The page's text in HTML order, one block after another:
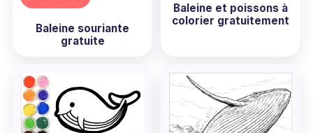
Baleine souriante
gratuite
Baleine et poissons à
colorier gratuitement